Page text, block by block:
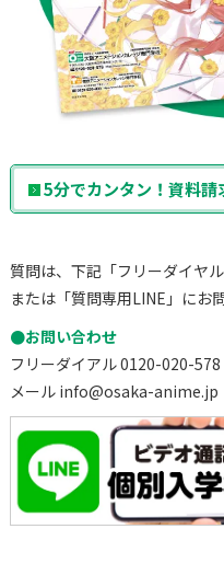
5分でカンタン！資料請
質問は、下記「フリーダイヤル
または「質問専用LINE」にお
●お問い合わせ
フリーダイアル 0120-020-578
メール info@osaka-anime.jp